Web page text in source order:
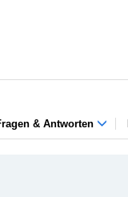
& Antworten